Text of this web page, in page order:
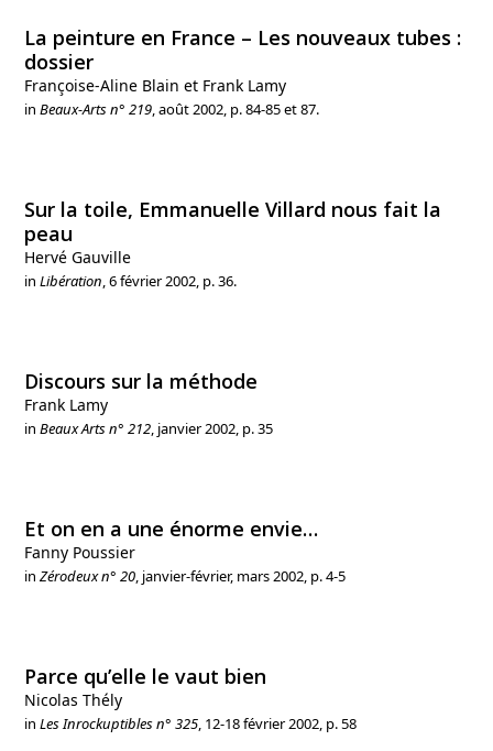
La peinture en France – Les nouveaux tubes :
dossier
Françoise-Aline Blain et Frank Lamy
inBeaux-Arts n° 219, août 2002, p. 84-85 et 87.
Sur la toile, Emmanuelle Villard nous fait la
peau
Hervé Gauville
inLibération, 6 février 2002, p. 36.
Discours sur la méthode
Frank Lamy
inBeaux Arts n° 212, janvier 2002, p. 35
Et on en a une énorme envie…
Fanny Poussier
inZérodeux n° 20, janvier-février, mars 2002, p. 4-5
Parce qu’elle le vaut bien
Nicolas Thély
inLes Inrockuptibles n° 325, 12-18 février 2002, p. 58